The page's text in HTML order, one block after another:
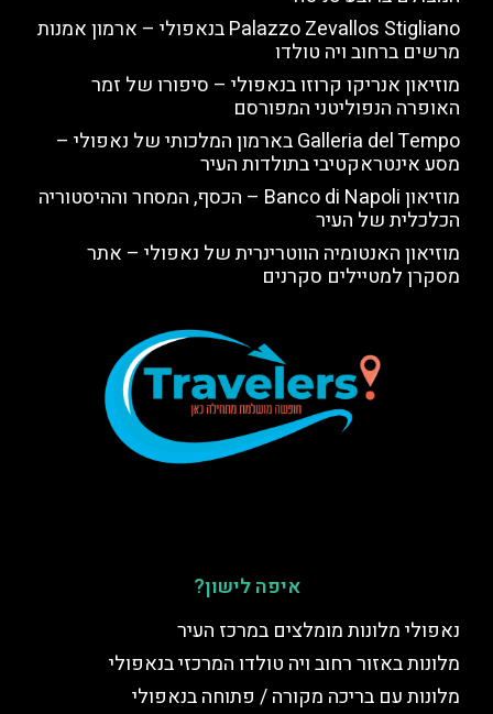
Palazzo Zevallos Stigliano בנאפולי – ארמון אמנות
מרשים ברחוב ויה טולדו
מוזיאון אנריקו קרוזו בנאפולי – סיפורו של זמר
האופרה הנפוליטני המפורסם
Galleria del Tempo בארמון המלכותי של נאפולי –
מסע אינטראקטיבי בתולדות העיר
מוזיאון Banco di Napoli – הכסף, המסחר וההיסטוריה
הכלכלית של העיר
מוזיאון האנטומיה הווטרינרית של נאפולי – אתר
מסקרן למטיילים סקרנים
איפה לישון?
נאפולי מלונות מומלצים במרכז העיר
מלונות באזור רחוב ויה טולדו המרכזי בנאפולי
מלונות עם בריכה מקורה / פתוחה בנאפולי